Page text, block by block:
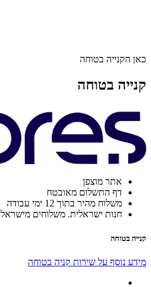
כאן הקנייה בטוחה
קנייה בטוחה
אתר מוצפן
דף התשלום מאובטח
משלוח מהיר בתוך 12 ימי עבודה
חנות ישראלית. משלוחים מישראל
קנייה בטוחה
מידע נוסף על שירות קניה בטוחה